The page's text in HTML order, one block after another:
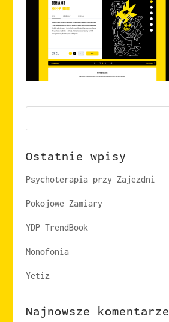
Ostatnie wpisy
Psychoterapia przy Zajezdni
Pokojowe Zamiary
YDP TrendBook
Monofonia
Yetiz
Najnowsze komentarze